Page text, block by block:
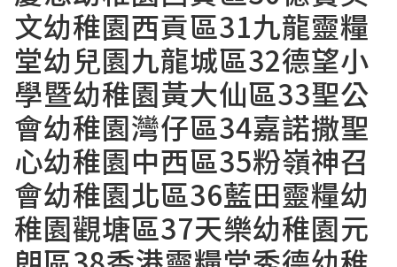
文幼稚園西貢區31九龍靈糧
堂幼兒園九龍城區32德望小
學暨幼稚園黃大仙區33聖公
會幼稚園灣仔區34嘉諾撒聖
心幼稚園中西區35粉嶺神召
會幼稚園北區36藍田靈糧幼
稚園觀塘區37天樂幼稚園元